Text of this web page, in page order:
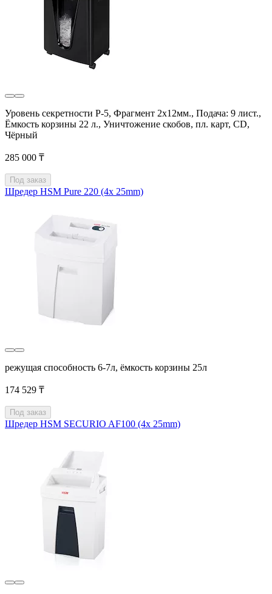
Уровень секретности P-5, Фрагмент 2х12мм., Подача: 9 лист.,
Ёмкость корзины 22 л., Уничтожение скобов, пл. карт, CD,
Чёрный
285 000 ₸
Под заказ
Шредер HSM Pure 220 (4x 25mm)
режущая способность 6-7л, ёмкость корзины 25л
174 529 ₸
Под заказ
Шредер HSM SECURIO AF100 (4x 25mm)